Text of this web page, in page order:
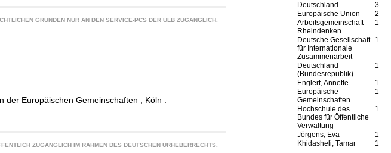
3
Deutschland
2
Europäische Union
1
Arbeitsgemeinschaft
Rheindenken
1
Deutsche Gesellschaft
für Internationale
Zusammenarbeit
1
Deutschland
(Bundesrepublik)
1
Englert, Annette
1
Europäische
Gemeinschaften
1
Hochschule des
Bundes für Öffentliche
Verwaltung
1
Jörgens, Eva
1
Khidasheli, Tamar
GRÜNDEN NUR AN DEN SERVICE-PCS DER ULB ZUGÄNGLICH.
der Europäischen Gemeinschaften ; Köln :
ZUGÄNGLICH IM RAHMEN DES DEUTSCHEN URHEBERRECHTS.